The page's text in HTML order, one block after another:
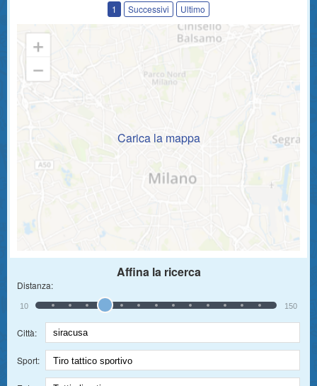
1 Successivi Ultimo
Carica la mappa
Affina la ricerca
Distanza:
10 150
Città:
Sport: